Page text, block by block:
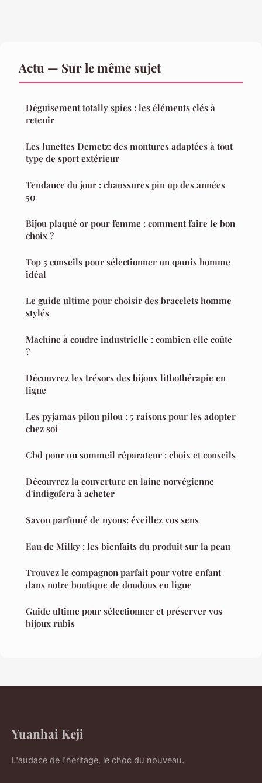
Actu — Sur le même sujet
Déguisement totally spies : les éléments clés à
retenir
Les lunettes Demetz: des montures adaptées à tout
type de sport extérieur
Tendance du jour : chaussures pin up des années
50
Bijou plaqué or pour femme : comment faire le bon
choix ?
Top 5 conseils pour sélectionner un qamis homme
idéal
Le guide ultime pour choisir des bracelets homme
stylés
Machine à coudre industrielle : combien elle coûte
?
Découvrez les trésors des bijoux lithothérapie en
ligne
Les pyjamas pilou pilou : 5 raisons pour les adopter
chez soi
Cbd pour un sommeil réparateur : choix et conseils
Découvrez la couverture en laine norvégienne
d'indigofera à acheter
Savon parfumé de nyons: éveillez vos sens
Eau de Milky : les bienfaits du produit sur la peau
Trouvez le compagnon parfait pour votre enfant
dans notre boutique de doudous en ligne
Guide ultime pour sélectionner et préserver vos
bijoux rubis
Yuanhai Keji
L'audace de l'héritage, le choc du nouveau.